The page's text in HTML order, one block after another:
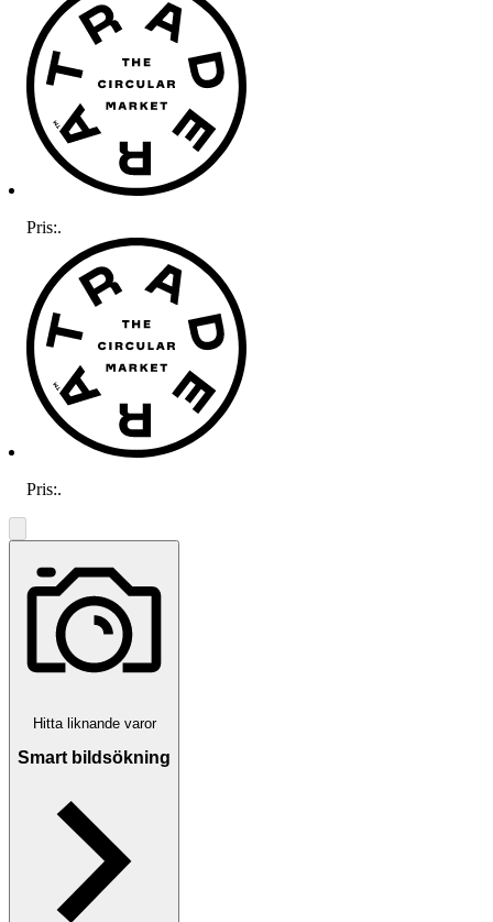
Pris:.
Pris:.
Hitta liknande varor
Smart bildsökning